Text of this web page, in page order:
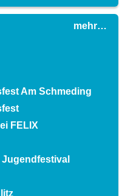
mehr…
Am Schmeding
FELIX